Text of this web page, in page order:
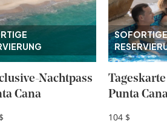
Nachtpass
Cana
SOFORTIGE
Punta
104 $